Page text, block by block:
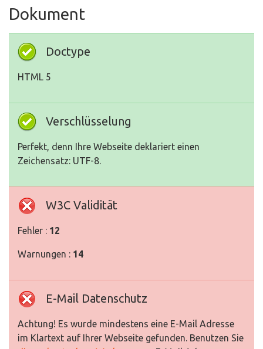
Dokument
Doctype
HTML 5
Verschlüsselung
Perfekt, denn Ihre Webseite deklariert einen
Zeichensatz: UTF-8.
W3C Validität
Fehler : 12
Warnungen : 14
E-Mail Datenschutz
Achtung! Es wurde mindestens eine E-Mail Adresse
im Klartext auf Ihrer Webseite gefunden. Benutzen Sie